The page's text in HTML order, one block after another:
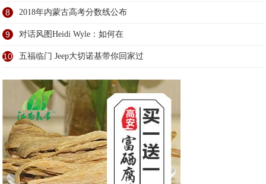
8 2018年内蒙古高考分数线公布
9 对话风图Heidi Wyle：如何在
10 五福临门 Jeep大切诺基带你回家过